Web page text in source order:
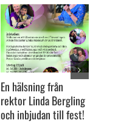
En hälsning från
rektor Linda Bergling
och inbjudan till fest!